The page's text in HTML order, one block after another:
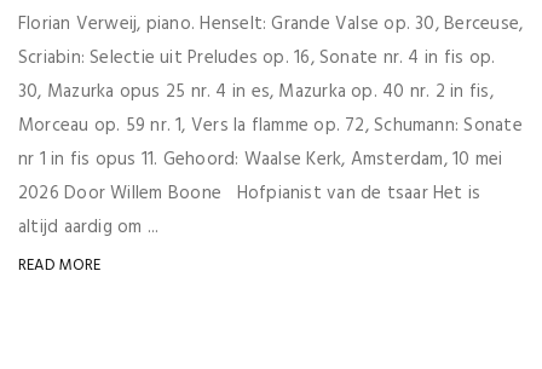
Florian Verweij, piano. Henselt: Grande Valse op. 30, Berceuse,
Scriabin: Selectie uit Preludes op. 16, Sonate nr. 4 in fis op.
30, Mazurka opus 25 nr. 4 in es, Mazurka op. 40 nr. 2 in fis,
Morceau op. 59 nr. 1, Vers la flamme op. 72, Schumann: Sonate
nr 1 in fis opus 11. Gehoord: Waalse Kerk, Amsterdam, 10 mei
2026 Door Willem Boone Hofpianist van de tsaar Het is
altijd aardig om ...
READ MORE